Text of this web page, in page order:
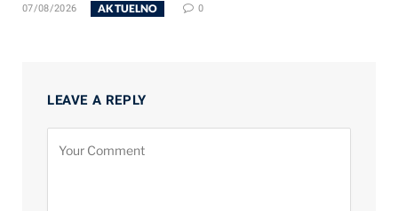
07/08/2026 AKTUELNO 0
LEAVE A REPLY